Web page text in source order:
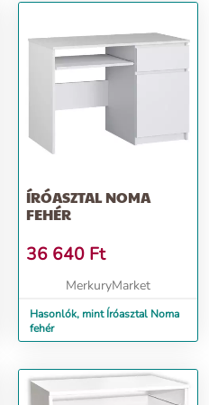
ÍRÓASZTAL NOMA
FEHÉR
36 640 Ft
MerkuryMarket
Hasonlók, mint Íróasztal Noma
fehér